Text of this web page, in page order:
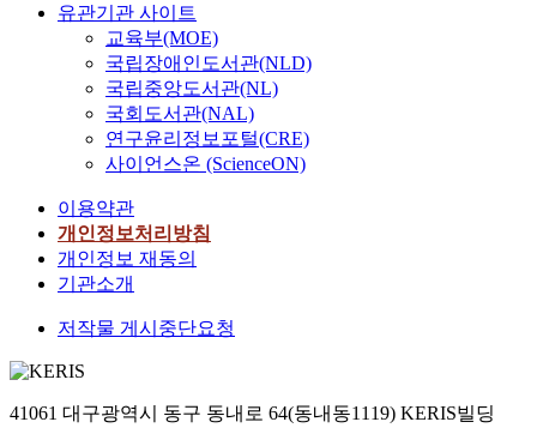
유관기관 사이트
교육부(MOE)
국립장애인도서관(NLD)
국립중앙도서관(NL)
국회도서관(NAL)
연구윤리정보포털(CRE)
사이언스온 (ScienceON)
이용약관
개인정보처리방침
개인정보 재동의
기관소개
저작물 게시중단요청
41061 대구광역시 동구 동내로 64(동내동1119) KERIS빌딩